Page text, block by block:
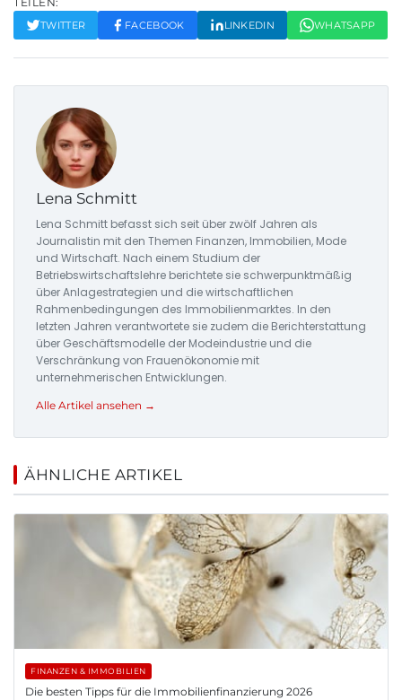
TWITTER FACEBOOK LINKEDIN WHATSAPP
Lena Schmitt
Lena Schmitt befasst sich seit über zwölf Jahren als
Journalistin mit den Themen Finanzen, Immobilien, Mode
und Wirtschaft. Nach einem Studium der
Betriebswirtschaftslehre berichtete sie schwerpunktmäßig
über Anlagestrategien und die wirtschaftlichen
Rahmenbedingungen des Immobilienmarktes. In den
letzten Jahren verantwortete sie zudem die Berichterstattung
über Geschäftsmodelle der Modeindustrie und die
Verschränkung von Frauenökonomie mit
unternehmerischen Entwicklungen.
Alle Artikel ansehen →
ÄHNLICHE ARTIKEL
FINANZEN & IMMOBILIEN
Die besten Tipps für die Immobilienfinanzierung 2026